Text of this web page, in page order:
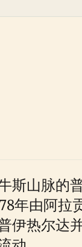
斯山脉的
年由阿
伊热尔达